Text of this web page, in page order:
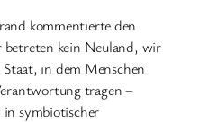
kommentierte den
kein Neuland, wir
in dem Menschen
tragen –
symbiotischer